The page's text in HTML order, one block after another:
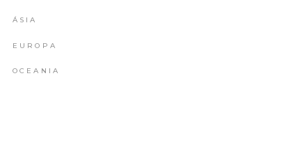
ÁSIA
EUROPA
OCEANIA